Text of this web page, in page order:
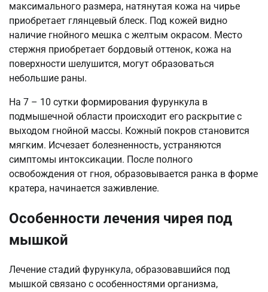
максимального размера, натянутая кожа на чирье
приобретает глянцевый блеск. Под кожей видно
наличие гнойного мешка с желтым окрасом. Место
стержня приобретает бордовый оттенок, кожа на
поверхности шелушится, могут образоваться
небольшие раны.
На 7 – 10 сутки формирования фурункула в
подмышечной области происходит его раскрытие с
выходом гнойной массы. Кожный покров становится
мягким. Исчезает болезненность, устраняются
симптомы интоксикации. После полного
освобождения от гноя, образовывается ранка в форме
кратера, начинается заживление.
Особенности лечения чирея под
мышкой
Лечение стадий фурункула, образовавшийся под
мышкой связано с особенностями организма,